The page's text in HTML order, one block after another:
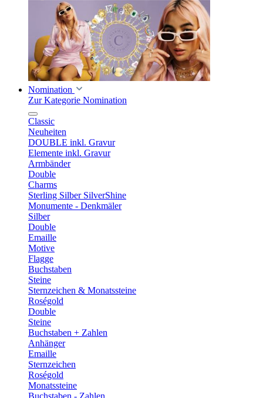
Nomination
Zur Kategorie Nomination
Classic
Neuheiten
DOUBLE inkl. Gravur
Elemente inkl. Gravur
Armbänder
Double
Charms
Sterling Silber SilverShine
Monumente - Denkmäler
Silber
Double
Emaille
Motive
Flagge
Buchstaben
Steine
Sternzeichen & Monatssteine
Roségold
Double
Steine
Buchstaben + Zahlen
Anhänger
Emaille
Sternzeichen
Roségold
Monatssteine